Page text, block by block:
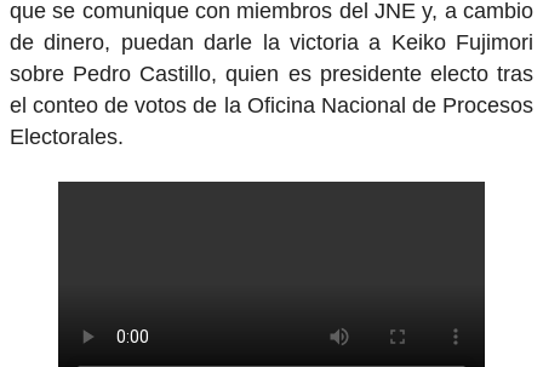
que se comunique con miembros del JNE y, a cambio
de dinero, puedan darle la victoria a Keiko Fujimori
sobre Pedro Castillo, quien es presidente electo tras
el conteo de votos de la Oficina Nacional de Procesos
Electorales.